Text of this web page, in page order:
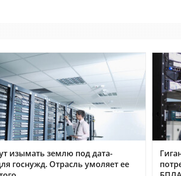
изымать землю под дата-
госнужд. Отрасль умоляет ее